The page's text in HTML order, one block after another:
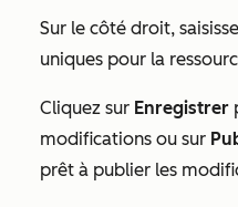
Sur le côté droit,
uniques pour la
Cliquez sur Enregistrer
modifications ou sur
prêt à publier les